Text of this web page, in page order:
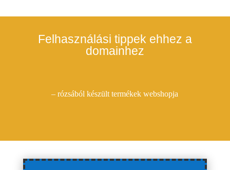
Felhasználási tippek ehhez a
domainhez
– rózsából készült termékek webshopja